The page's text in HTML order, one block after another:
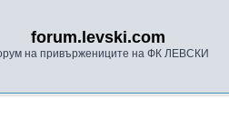
forum.levski.com
на привържениците на ФК ЛЕВСКИ